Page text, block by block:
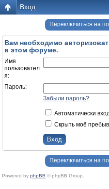
Вход
Переключиться на
Вам необходимо
в этом форуме.
Имя
пользовател
я:
Пароль:
Забыли пароль?
Автоматически
Скрыть моё
Переключиться на
Powered by phpBB © phpBB Group.